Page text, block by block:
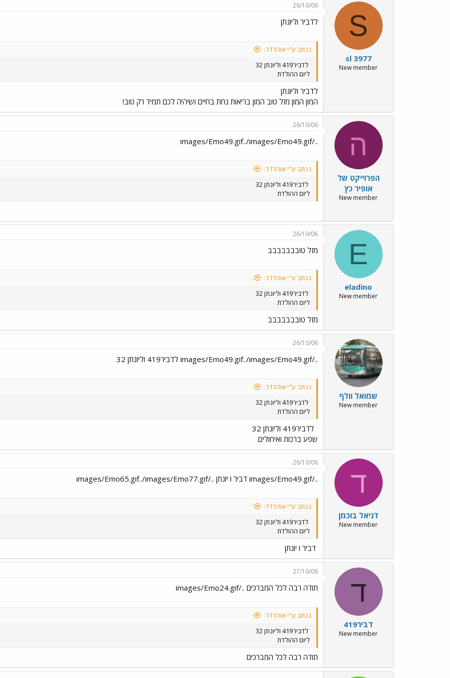
S
sl 3977
New member
26/10/06
לדביר וליונתן
נכתב ע"י אוהד11:
לדביר419 וליונתן 32
ליום ההולדת
לדביר וליונתן
המון המון מזל טוב המון בריאות נחת בחיים ושיהיה לכם תמיד רק טוב!
ה
הפרוייקט של
אופיר כץ
New member
26/10/06
../images/Emo49.gif../images/Emo49.gif
נכתב ע"י אוהד11:
לדביר419 וליונתן 32
ליום ההולדת
E
eladino
New member
26/10/06
מזל טובבבבבבב
נכתב ע"י אוהד11:
לדביר419 וליונתן 32
ליום ההולדת
מזל טובבבבבבב
שמואל וולף
New member
26/10/06
../images/Emo49.gif../images/Emo49.gif לדביר419 וליונתן 32
נכתב ע"י אוהד11:
לדביר419 וליונתן 32
ליום ההולדת
לדביר419 וליונתן 32
שפע ברכות ואיחולים.
ד
דניאל בוכמן
New member
26/10/06
../images/Emo49.gif דביר ו יונתן ../images/Emo65.gif../images/Emo77.gif
נכתב ע"י אוהד11:
לדביר419 וליונתן 32
ליום ההולדת
דביר ו יונתן
ד
דביר419
New member
27/10/06
תודה רבה לכל המברכים ../images/Emo24.gif
נכתב ע"י אוהד11:
לדביר419 וליונתן 32
ליום ההולדת
תודה רבה לכל המברכים